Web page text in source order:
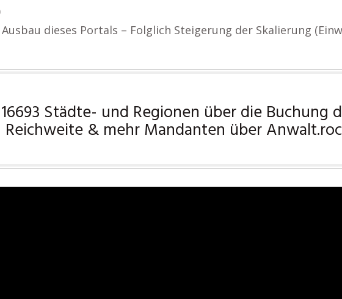
dieses Portals – Folglich Steigerung der Skalierung
Städte- und Regionen über die Buchung
Reichweite & mehr Mandanten über